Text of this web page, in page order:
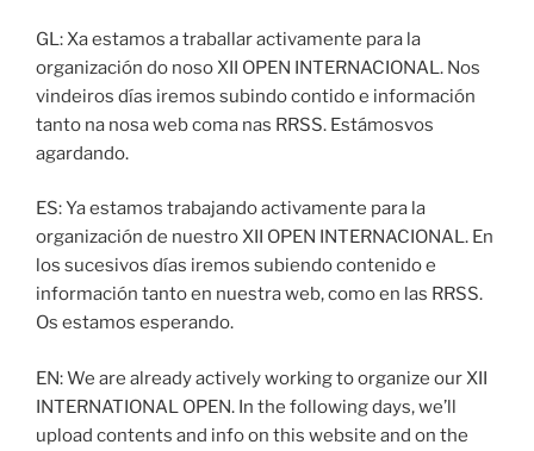
GL: Xa estamos a traballar activamente para la
organización do noso XII OPEN INTERNACIONAL. Nos
vindeiros días iremos subindo contido e información
tanto na nosa web coma nas RRSS. Estámosvos
agardando.
ES: Ya estamos trabajando activamente para la
organización de nuestro XII OPEN INTERNACIONAL. En
los sucesivos días iremos subiendo contenido e
información tanto en nuestra web, como en las RRSS.
Os estamos esperando.
EN: We are already actively working to organize our XII
INTERNATIONAL OPEN. In the following days, we’ll
upload contents and info on this website and on the